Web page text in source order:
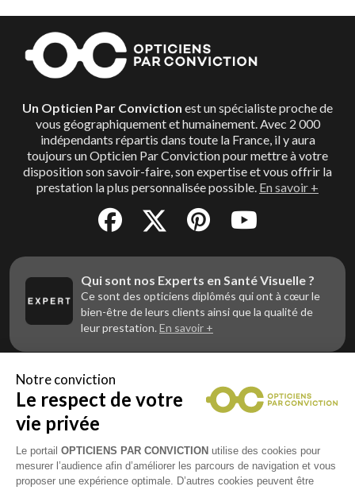
Un Opticien Par Conviction est un spécialiste proche de
vous géographiquement et humainement. Avec 2 000
indépendants répartis dans toute la France, il y aura
toujours un Opticien Par Conviction pour mettre à votre
disposition son savoir-faire, son expertise et vous offrir la
prestation la plus personnalisée possible. En savoir +
Qui sont nos Experts en Santé Visuelle ?
Ce sont des opticiens diplômés qui ont à cœur le
bien-être de leurs clients ainsi que la qualité de
leur prestation. En savoir +
Vous êtes un professionnel de la vue et
vous souhaitez nous rejoindre ?
Contactez Alliance Optic, la centrale d’achats et
d’accompagnement des opticiens indépendants
Notre conviction
Le respect de votre
vie privée
Le portail OPTICIENS PAR CONVICTION utilise des cookies pour
mesurer l’audience afin d’améliorer les parcours de navigation et vous
proposer une expérience optimale. D’autres cookies peuvent être